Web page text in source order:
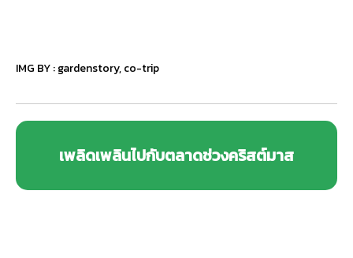
IMG BY :gardenstory,co-trip
เพลิดเพลินไปกับตลาดช่วงคริสต์มาส